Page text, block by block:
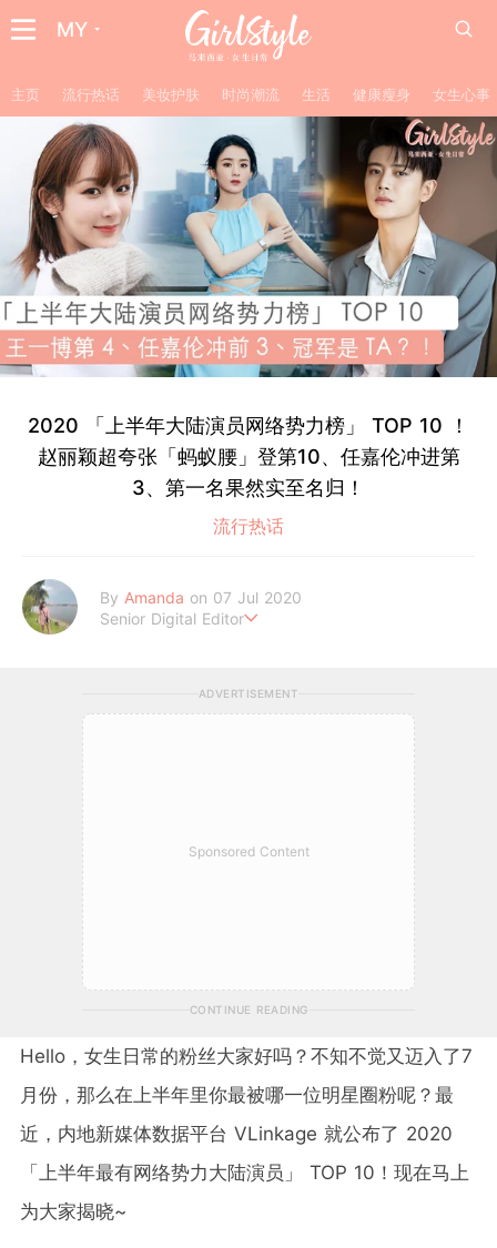
MY
主页 流行热话 美妆护肤 时尚潮流 生活 健康瘦身 女生心事
2020 「上半年大陆演员网络势力榜」 TOP 10 ！
赵丽颖超夸张「蚂蚁腰」登第10、任嘉伦冲进第
3、第一名果然实至名归！
流行热话
By Amanda on 07 Jul 2020
Senior Digital Editor
皆收获热烈反响。她通过 GirlStyle MY ，让读者们不管何时何地
都能掌握最新的资讯，让女性成为更好更潮的自己！
ADVERTISEMENT
Sponsored Content
CONTINUE READING
Hello，女生日常的粉丝大家好吗？不知不觉又迈入了7
月份，那么在上半年里你最被哪一位明星圈粉呢？最
近，内地新媒体数据平台 VLinkage 就公布了 2020
「上半年最有网络势力大陆演员」 TOP 10！现在马上
为大家揭晓~